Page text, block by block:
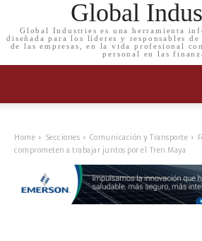
Global
Global Industries es una herramienta
diseñada para los líderes y responsables
de las empresas, en la vida profesional
personal en las
Home Secciones Comunicación y Transporte
comprometen a trabajar juntos por el Tren Maya